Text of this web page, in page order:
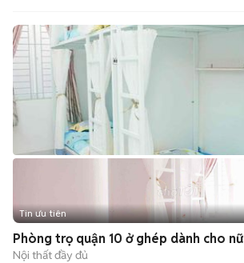
Tin ưu tiên
Phòng trọ quận 10 ở ghép dành cho nữ
Nội thất đầy đủ